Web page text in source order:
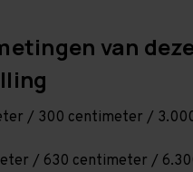
van deze
/ 300 centimeter /
/ 630 centimeter /